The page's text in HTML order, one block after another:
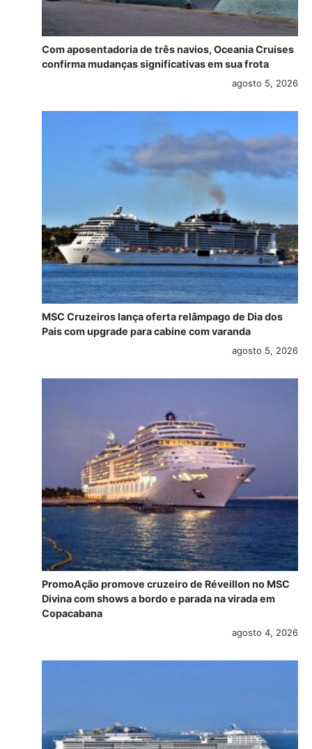
Com aposentadoria de três navios, Oceania Cruises
confirma mudanças significativas em sua frota
agosto 5, 2026
MSC Cruzeiros lança oferta relâmpago de Dia dos
Pais com upgrade para cabine com varanda
agosto 5, 2026
PromoAção promove cruzeiro de Réveillon no MSC
Divina com shows a bordo e parada na virada em
Copacabana
agosto 4, 2026